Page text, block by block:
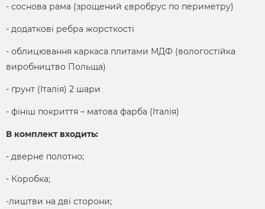
- соснова рама (зрощений євробрус по периметру)
- додаткові ребра жорсткості
- облицювання каркаса плитами МДФ (вологостійка
виробництво Польща)
- ґрунт (Італія) 2 шари
- фініш покриття – матова фарба (Італія)
В комплект входить:
- дверне полотно;
- Коробка;
-лиштви на дві сторони;